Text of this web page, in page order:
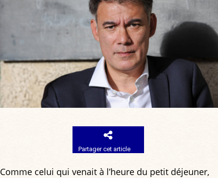
Partager cet article
Comme celui qui venait à l’heure du petit déjeuner,